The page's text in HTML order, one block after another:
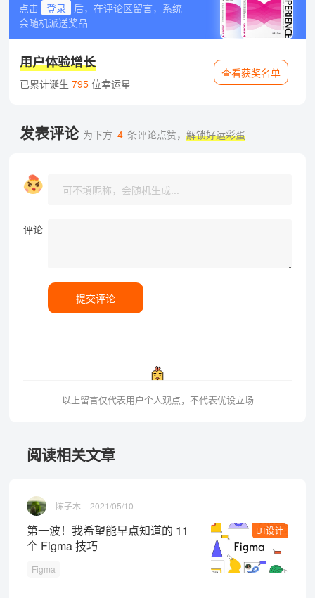
点击 登录
后，在评论区留言，系统
会随机派送奖品
用户体验增长
已累计诞生 795位幸运星
查看获奖名单
发表评论 为下方 4 条评论点赞，解锁好运彩蛋
评论
提交评论
以上留言仅代表用户个人观点，不代表优设立场
阅读相关文章
陈子木 2021/05/10
UI设计
第一波！我希望能早点知道的 11
个 Figma 技巧
Figma